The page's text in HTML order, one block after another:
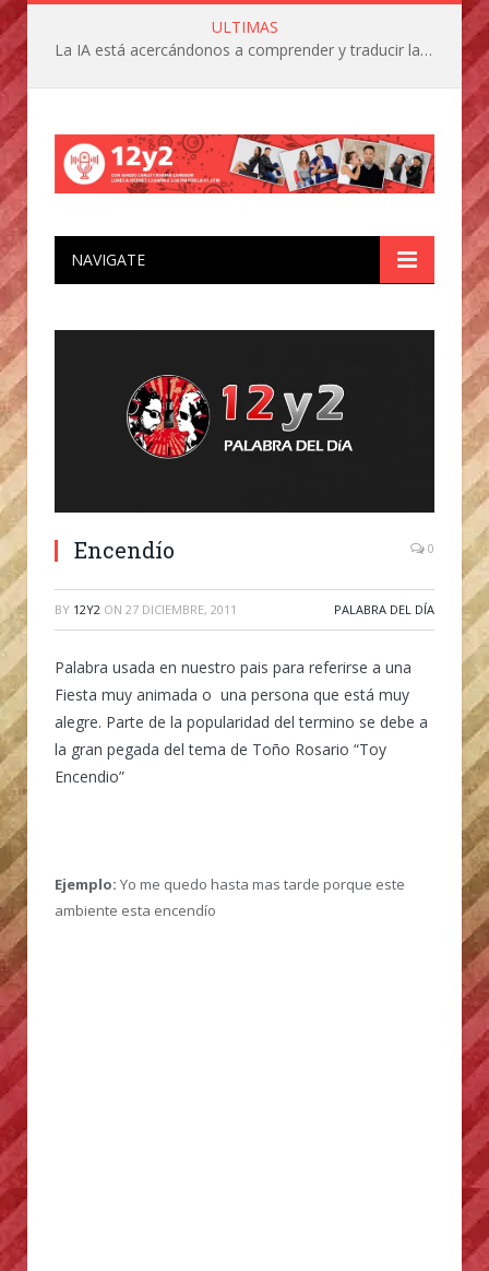
ULTIMAS
La IA está acercándonos a comprender y traducir las vocalizaciones y comportamientos de nuestras mascotas
NAVIGATE
Encendío 0
BY 12Y2 ON 27 DICIEMBRE, 2011 PALABRA DEL DÍA
Palabra usada en nuestro pais para referirse a una
Fiesta muy animada o una persona que está muy
alegre. Parte de la popularidad del termino se debe a
la gran pegada del tema de Toño Rosario “Toy
Encendio”
Ejemplo: Yo me quedo hasta mas tarde porque este
ambiente esta encendío